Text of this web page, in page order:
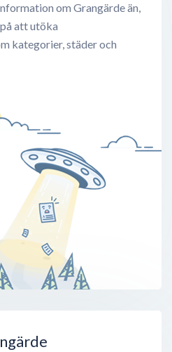
om Grangärde än,
att utöka
kategorier, städer och